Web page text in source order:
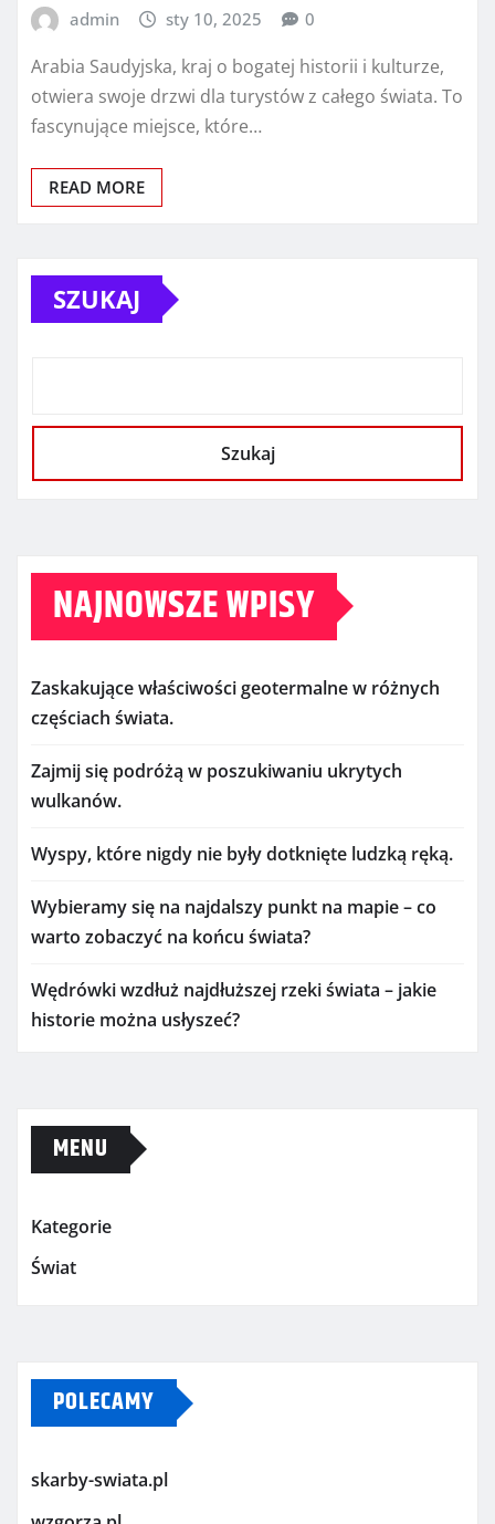
admin sty 10, 2025 0
Arabia Saudyjska, kraj o bogatej historii i kulturze,
otwiera swoje drzwi dla turystów z całego świata. To
fascynujące miejsce, które…
READ MORE
SZUKAJ
Szukaj
NAJNOWSZE WPISY
Zaskakujące właściwości geotermalne w różnych
częściach świata.
Zajmij się podróżą w poszukiwaniu ukrytych
wulkanów.
Wyspy, które nigdy nie były dotknięte ludzką ręką.
Wybieramy się na najdalszy punkt na mapie – co
warto zobaczyć na końcu świata?
Wędrówki wzdłuż najdłuższej rzeki świata – jakie
historie można usłyszeć?
MENU
Kategorie
Świat
POLECAMY
skarby-swiata.pl